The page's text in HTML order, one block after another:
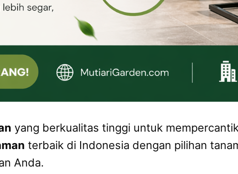
yang berkualitas tinggi untuk
terbaik di Indonesia dengan pilihan
Anda.